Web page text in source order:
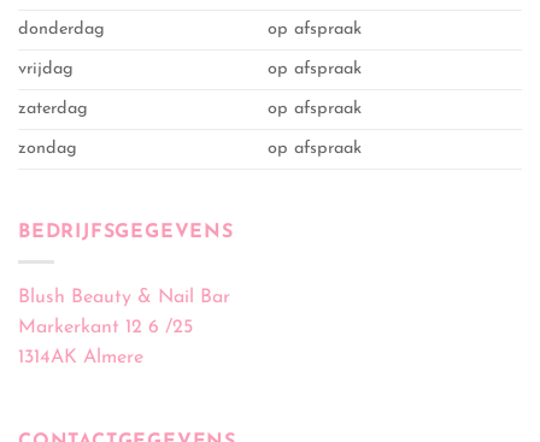
donderdag op afspraak
vrijdag op afspraak
zaterdag op afspraak
zondag op afspraak
BEDRIJFSGEGEVENS
Blush Beauty & Nail Bar
Markerkant 12 6 /25
1314AK Almere